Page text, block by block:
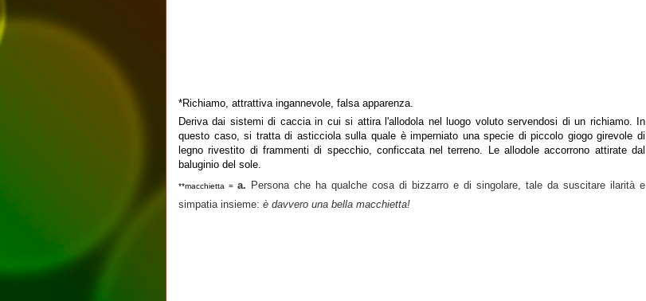
*Richiamo, attrattiva ingannevole, falsa apparenza.
Deriva dai sistemi di caccia in cui si attira l'allodola nel luogo voluto servendosi di un richiamo. In
questo caso, si tratta di asticciola sulla quale è imperniato una specie di piccolo giogo girevole di
legno rivestito di frammenti di specchio, conficcata nel terreno. Le allodole accorrono attirate dal
baluginio del sole.
**macchietta = a. Persona che ha qualche cosa di bizzarro e di singolare, tale da suscitare ilarità e
simpatia insieme: è davvero una bella macchietta!